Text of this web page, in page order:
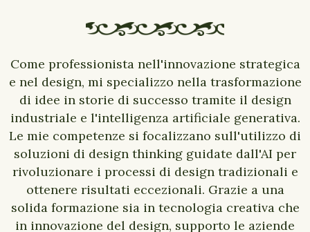
Come professionista nell'innovazione strategica
e nel design, mi specializzo nella trasformazione
di idee in storie di successo tramite il design
industriale e l'intelligenza artificiale generativa.
Le mie competenze si focalizzano sull'utilizzo di
soluzioni di design thinking guidate dall'AI per
rivoluzionare i processi di design tradizionali e
ottenere risultati eccezionali. Grazie a una
solida formazione sia in tecnologia creativa che
in innovazione del design, supporto le aziende